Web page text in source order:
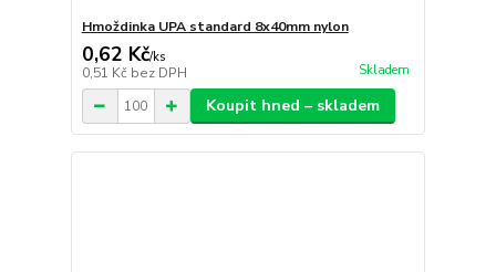
Hmoždinka UPA standard 8x40mm nylon
0,62 Kč/ks
0,51 Kč bez DPH Skladem
Koupit hned – skladem